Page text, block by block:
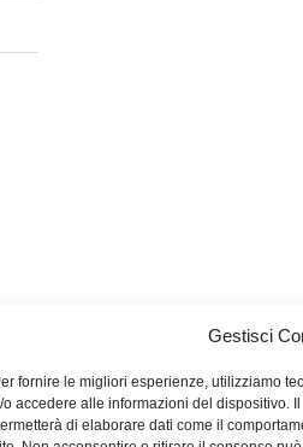
Gestisci
fornire le migliori esperienze, utilizziamo
o accedere alle informazioni del dispositivo.
di elaborare dati come il